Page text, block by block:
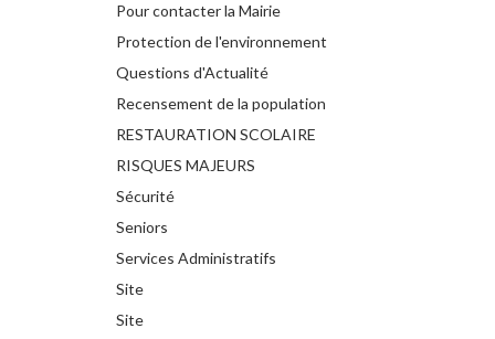
Pour contacter la Mairie
Protection de l'environnement
Questions d'Actualité
Recensement de la population
RESTAURATION SCOLAIRE
RISQUES MAJEURS
Sécurité
Seniors
Services Administratifs
Site
Site